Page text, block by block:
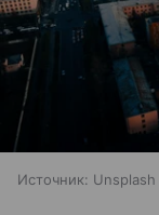
Источник: Unsplash